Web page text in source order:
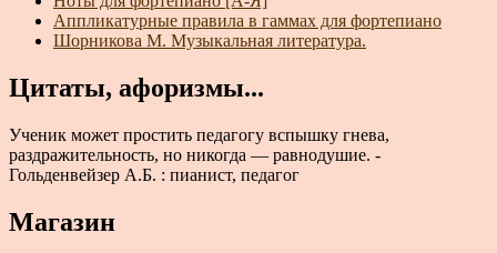
Аппликатурные правила в гаммах для фортепиано
Шорникова М. Музыкальная литература.
Цитаты, афоризмы...
Ученик может простить педагогу вспышку гнева,
раздражительность, но никогда — равнодушие. -
Гольденвейзер А.Б. : пианист, педагог
Магазин